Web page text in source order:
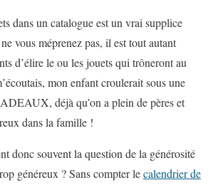
dans un catalogue est un vrai supplice
vous méprenez pas, il est tout autant
d’élire le ou les jouets qui trôneront au
mon enfant croulerait sous une
déjà qu’on a plein de pères et
dans la famille !
donc souvent la question de la générosité
généreux ? Sans compter lecalendrier de